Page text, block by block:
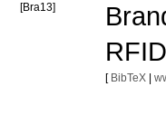
[Bra13]
[ BibTeX|